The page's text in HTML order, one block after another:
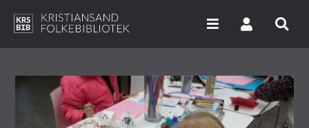
Søk i våre databaser
hovedinnhold